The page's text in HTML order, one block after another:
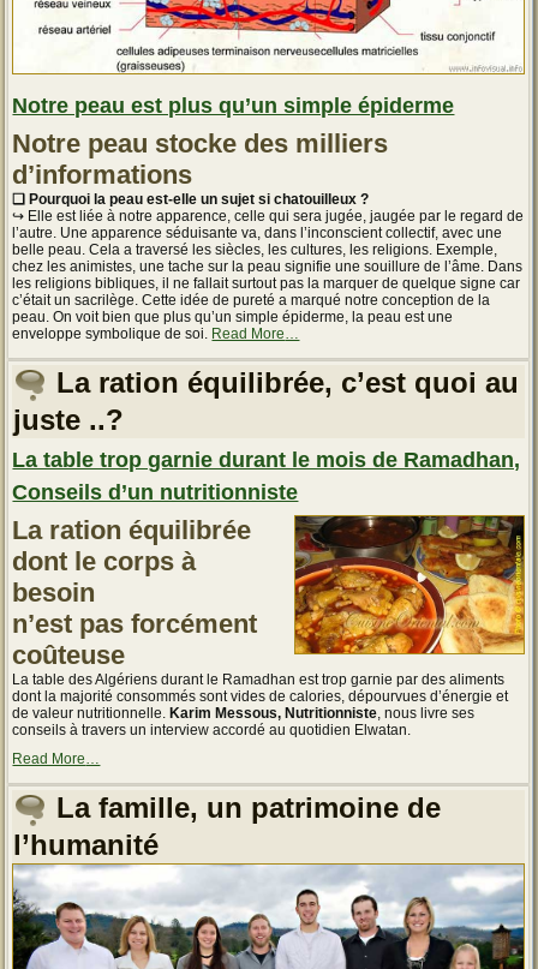
Notre peau est plus qu’un simple épiderme
Notre peau stocke des milliers
d’informations
❏ Pourquoi la peau est-elle un sujet si chatouilleux ?
↪ Elle est liée à notre apparence, celle qui sera jugée, jaugée par le regard de
l’autre. Une apparence séduisante va, dans l’inconscient collectif, avec une
belle peau. Cela a traversé les siècles, les cultures, les religions. Exemple,
chez les animistes, une tache sur la peau signifie une souillure de l’âme. Dans
les religions bibliques, il ne fallait surtout pas la marquer de quelque signe car
c’était un sacrilège. Cette idée de pureté a marqué notre conception de la
peau. On voit bien que plus qu’un simple épiderme, la peau est une
enveloppe symbolique de soi. Read More
peau
est
épiderme »
…
La ration équilibrée, c’est quoi au
juste ..?
La table trop garnie durant le mois de Ramadhan,
Conseils d’un nutritionniste
La ration équilibrée
dont le corps à
besoin
n’est pas forcément
coûteuse
La table des Algériens durant le Ramadhan est trop garnie par des aliments
dont la majorité consommés sont vides de calories, dépourvues d’énergie et
de valeur nutritionnelle.Karim Messous, Nutritionniste, nous livre ses
conseils à travers un interview accordé au quotidien Elwatan.
Read More
table
trop
durant
le
mois
de
Ramadhan,
Conseils
d’un
nutritionniste »
…
La famille, un patrimoine de
l’humanité